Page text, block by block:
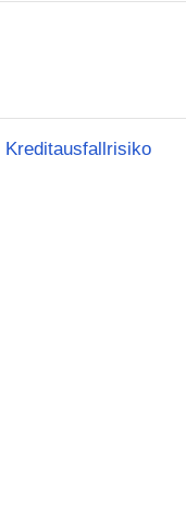
Kreditausfallrisiko